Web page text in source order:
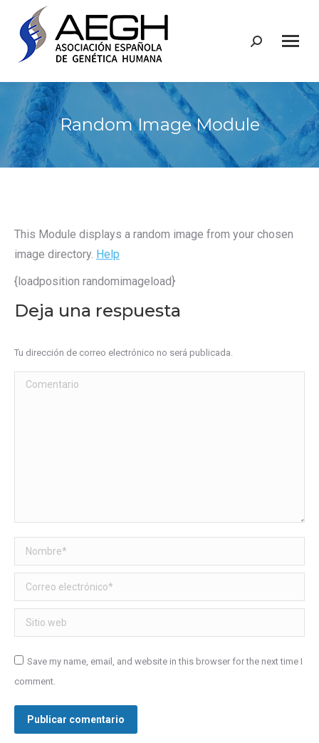
Buscar:
Random Image Module
This Module displays a random image from your chosen
image directory. Help
{loadposition randomimageload}
Deja una respuesta
Tu dirección de correo electrónico no será publicada.
Comentario
Nombre *
Correo electrónico *
Sitio web
Save my name, email, and website in this browser for the next time I
comment.
Publicar comentario